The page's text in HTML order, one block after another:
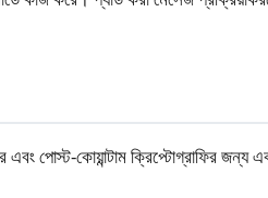
কোয়ান্টাম ক্রিপ্টোগ্রাফির জন্য